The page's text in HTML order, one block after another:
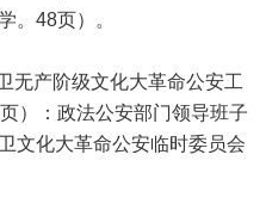
。48页）。
无产阶级文化大革命公安工
）：政法公安部门领导班子
文化大革命公安临时委员会